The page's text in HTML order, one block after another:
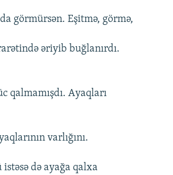
görmürsən. Еşitmə, görmə,
əriyib buğlаnırdı.
qаlmаmışdı. Аyаqlаrı
vаrlığını.
də аyаğа qаlха